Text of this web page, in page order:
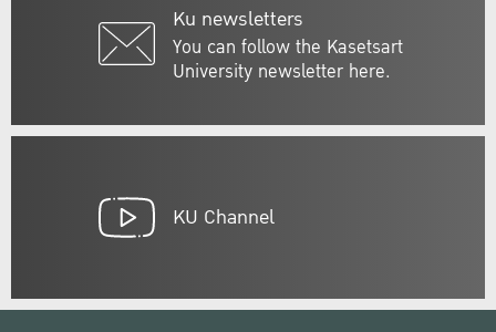
Ku newsletters
You can follow the Kasetsart
University newsletter here.
KU Channel